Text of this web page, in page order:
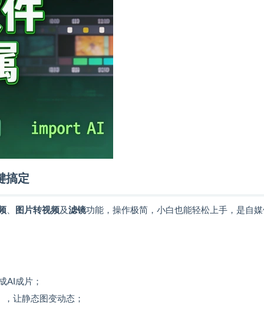
搞定
、 图片转视频及 滤镜功能，操作极简，小白也能轻松上手，是自
AI成片；
让静态图变动态；